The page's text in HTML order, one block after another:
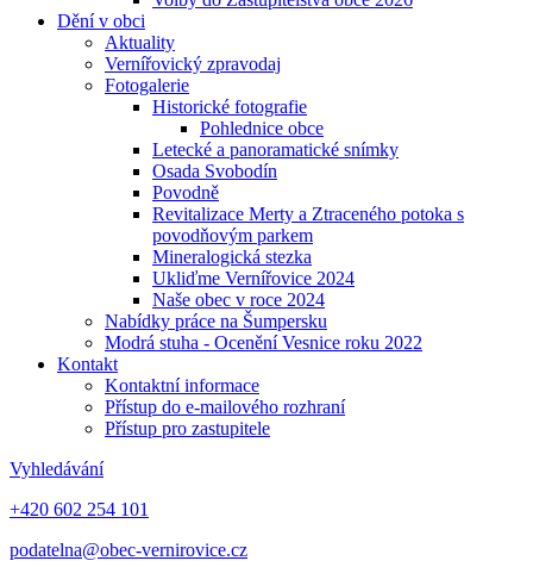
Dění v obci
Aktuality
Vernířovický zpravodaj
Fotogalerie
Historické fotografie
Pohlednice obce
Letecké a panoramatické snímky
Osada Svobodín
Povodně
Revitalizace Merty a Ztraceného potoka s
povodňovým parkem
Mineralogická stezka
Ukliďme Vernířovice 2024
Naše obec v roce 2024
Nabídky práce na Šumpersku
Modrá stuha - Ocenění Vesnice roku 2022
Kontakt
Kontaktní informace
Přístup do e-mailového rozhraní
Přístup pro zastupitele
Vyhledávání
+420 602 254 101
podatelna@obec-vernirovice.cz